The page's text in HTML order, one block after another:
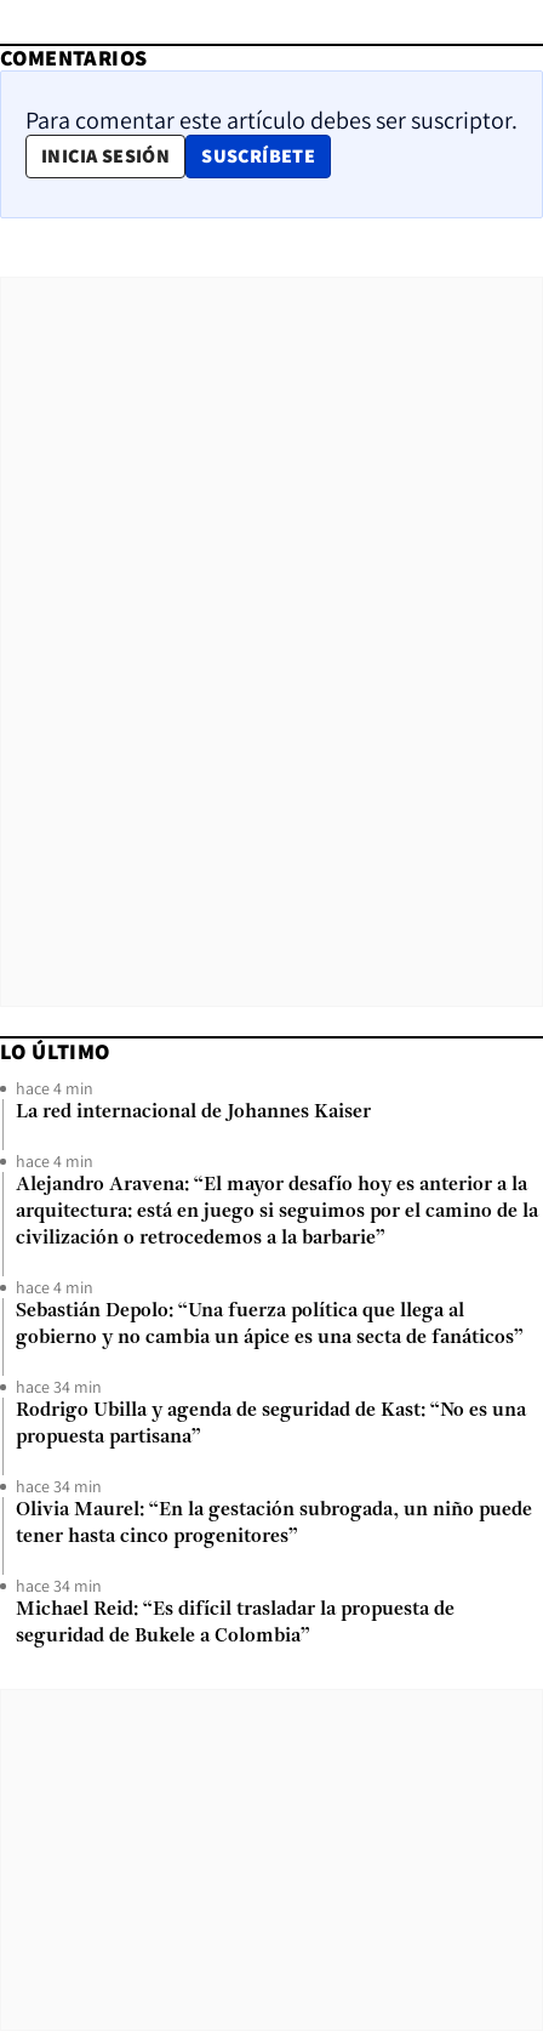
COMENTARIOS
Para comentar este artículo debes ser suscriptor.
INICIA SESIÓN SUSCRÍBETE
OPENS IN NEW WINDOW
LO ÚLTIMO
hace 4 min
La red internacional de Johannes Kaiser
hace 4 min
Alejandro Aravena: “El mayor desafío hoy es anterior a la
arquitectura: está en juego si seguimos por el camino de la
civilización o retrocedemos a la barbarie”
hace 4 min
Sebastián Depolo: “Una fuerza política que llega al
gobierno y no cambia un ápice es una secta de fanáticos”
hace 34 min
Rodrigo Ubilla y agenda de seguridad de Kast: “No es una
propuesta partisana”
hace 34 min
Olivia Maurel: “En la gestación subrogada, un niño puede
tener hasta cinco progenitores”
hace 34 min
Michael Reid: “Es difícil trasladar la propuesta de
seguridad de Bukele a Colombia”